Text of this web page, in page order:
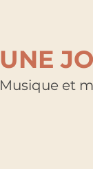
UNE
Musique et